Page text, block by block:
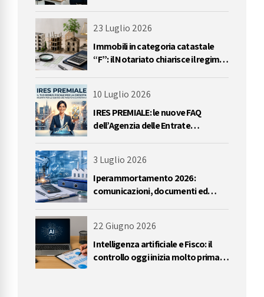
23 Luglio 2026
Immobili in categoria catastale
“F”: il Notariato chiarisce il regime
10 Luglio 2026
IRES PREMIALE: le nuove FAQ
dell’Agenzia delle Entrate
3 Luglio 2026
Iperammortamento 2026:
comunicazioni, documenti ed
22 Giugno 2026
Intelligenza artificiale e Fisco: il
controllo oggi inizia molto prima